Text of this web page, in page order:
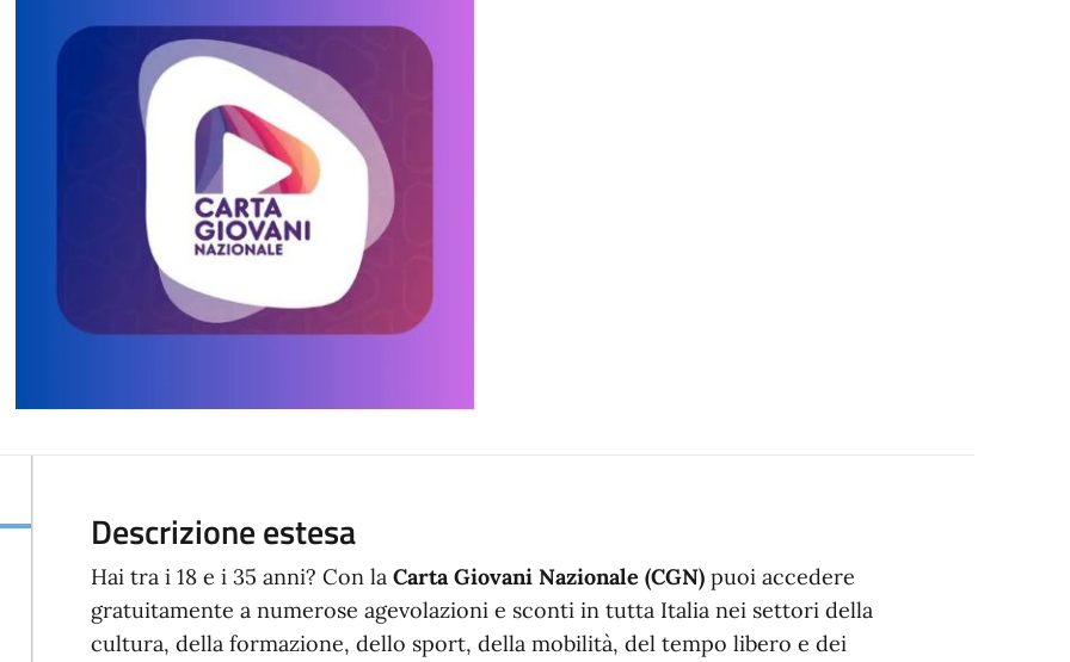
Descrizione estesa
Hai tra i 18 e i 35 anni? Con la Carta Giovani Nazionale (CGN)puoi accedere
gratuitamente a numerose agevolazioni e sconti in tutta Italia nei settori della
cultura, della formazione, dello sport, della mobilità, del tempo libero e dei